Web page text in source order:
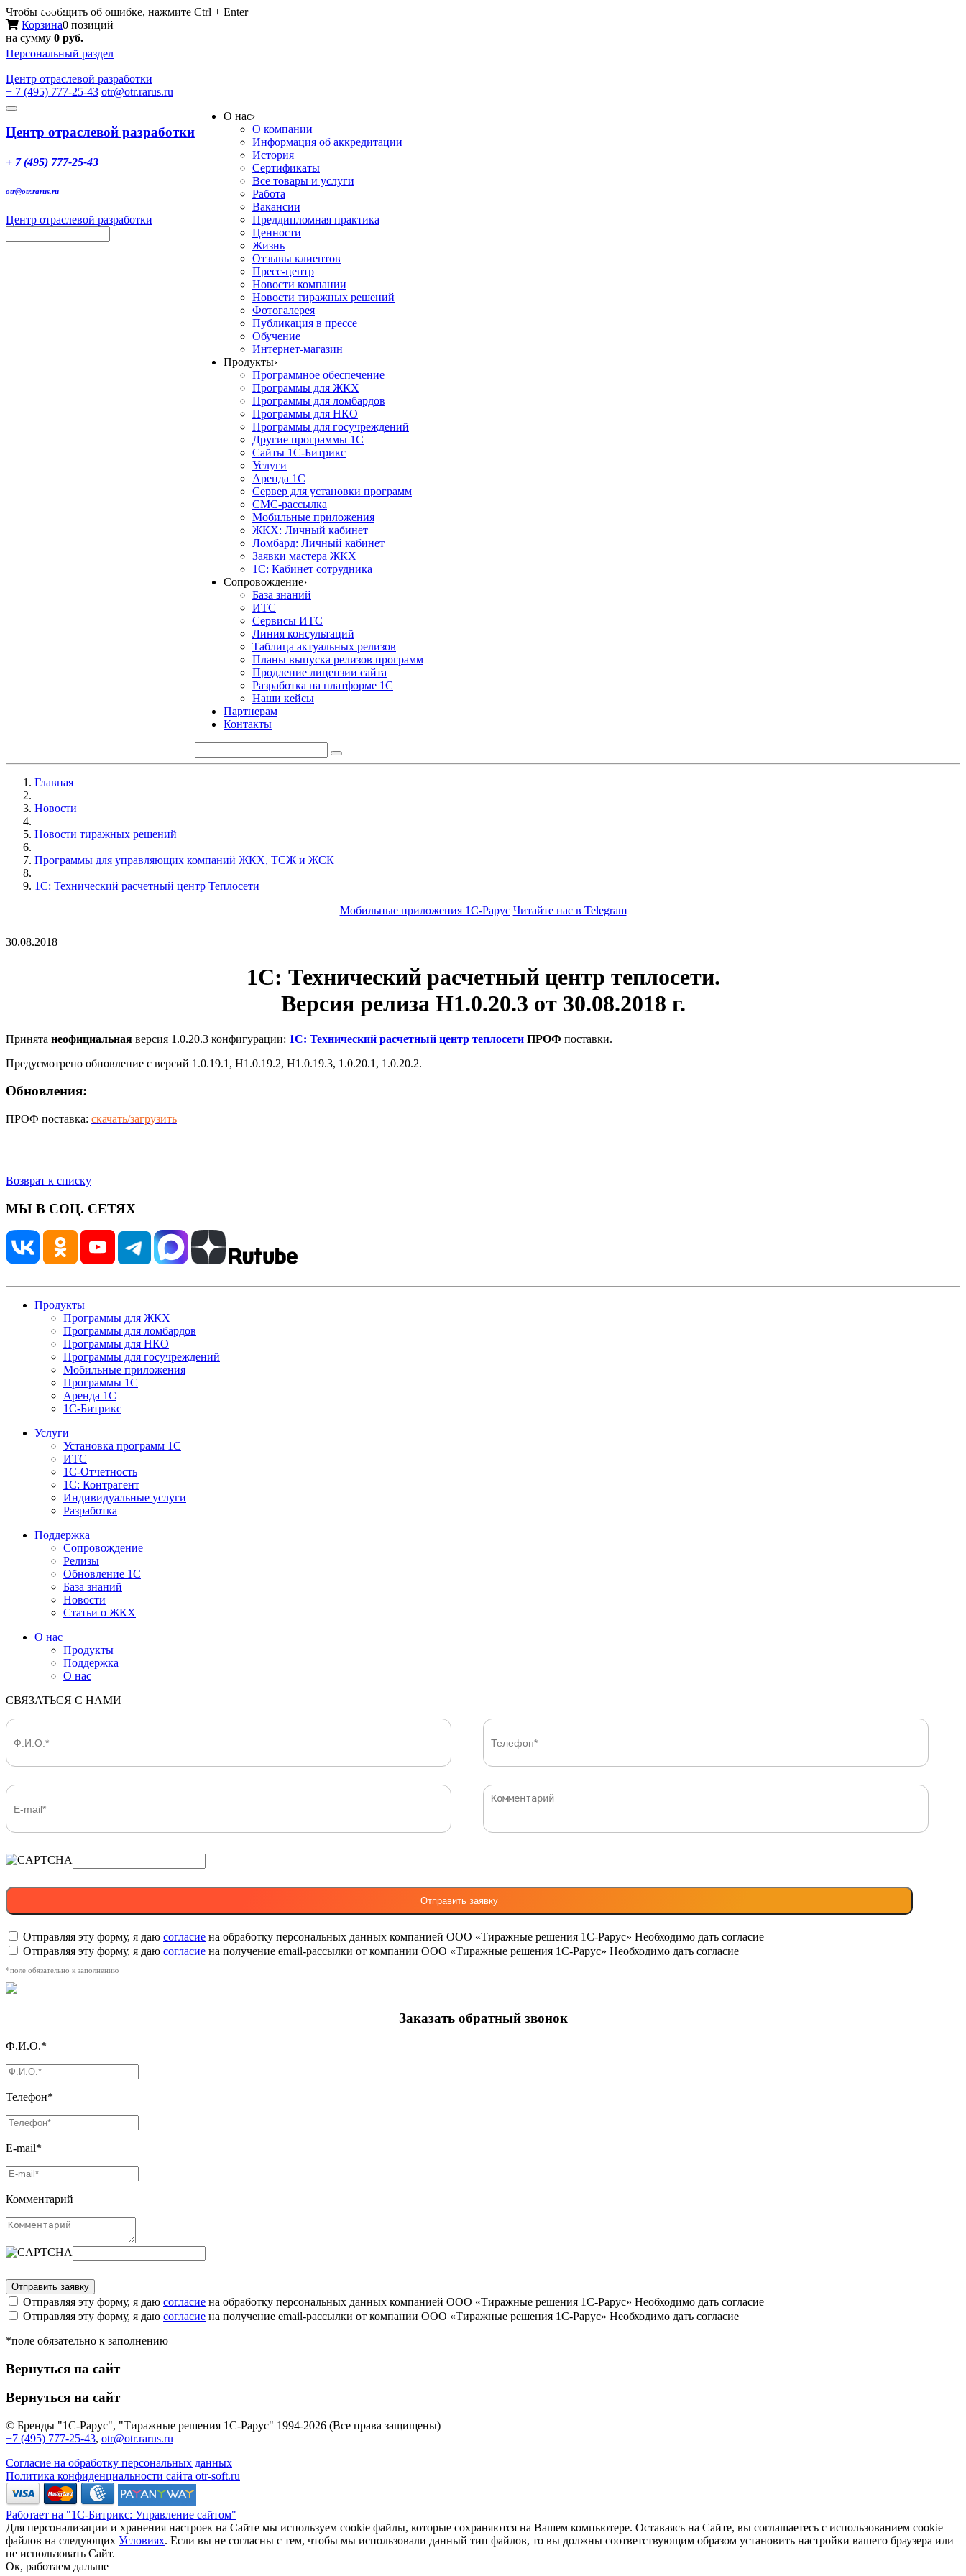
Чтобы сообщить об ошибке, нажмите Ctrl + Enter
Корзина0 позиций
на сумму 0 руб.
Персональный раздел
Центр отраслевой разработки
+ 7 (495) 777-25-43 otr@otr.rarus.ru
Toggle
Меню
Центр отраслевой разработки
+ 7 (495) 777-25-43
otr@otr.rarus.ru
Центр отраслевой разработки
О нас›
О компании
Информация об аккредитации
История
Сертификаты
Все товары и услуги
Работа
Вакансии
Преддипломная практика
Ценности
Жизнь
Отзывы клиентов
Пресс-центр
Новости компании
Новости тиражных решений
Фотогалерея
Публикация в прессе
Обучение
Интернет-магазин
Продукты›
Программное обеспечение
Программы для ЖКХ
Программы для ломбардов
Программы для НКО
Программы для госучреждений
Другие программы 1С
Сайты 1С-Битрикс
Услуги
Аренда 1С
Сервер для установки программ
СМС-рассылка
Мобильные приложения
ЖКХ: Личный кабинет
Ломбард: Личный кабинет
Заявки мастера ЖКХ
1С: Кабинет сотрудника
Сопровождение›
База знаний
ИТС
Сервисы ИТС
Линия консультаций
Таблица актуальных релизов
Планы выпуска релизов программ
Продление лицензии сайта
Разработка на платформе 1С
Наши кейсы
Партнерам
Контакты
Главная
Новости
Новости тиражных решений
Программы для управляющих компаний ЖКХ, ТСЖ и ЖСК
1С: Технический расчетный центр Теплосети
Мобильные приложения 1С-Рарус Читайте нас в Telegram
30.08.2018
1С: Технический расчетный центр теплосети.
Версия релиза Н1.0.20.3 от 30.08.2018 г.
Принята неофициальная версия 1.0.20.3 конфигурации: 1С: Технический расчетный центр теплосети ПРОФ поставки.
Предусмотрено обновление с версий 1.0.19.1, H1.0.19.2, H1.0.19.3, 1.0.20.1, 1.0.20.2.
Обновления:
ПРОФ поставка: скачать/загрузить
Возврат к списку
МЫ В СОЦ. СЕТЯХ
Продукты
Программы для ЖКХ
Программы для ломбардов
Программы для НКО
Программы для госучреждений
Мобильные приложения
Программы 1С
Аренда 1С
1С-Битрикс
Услуги
Установка программ 1С
ИТС
1С-Отчетность
1С: Контрагент
Индивидуальные услуги
Разработка
Поддержка
Сопровождение
Релизы
Обновление 1С
База знаний
Новости
Статьи о ЖКХ
О нас
Продукты
Поддержка
О нас
СВЯЗАТЬСЯ С НАМИ
Отправляя эту форму, я даю согласие на обработку персональных данных компанией ООО «Тиражные решения 1С-Рарус» Необходимо дать согласие
Отправляя эту форму, я даю согласие на получение email-рассылки от компании ООО «Тиражные решения 1С-Рарус» Необходимо дать согласие
*поле обязательно к заполнению
Заказать обратный звонок
Ф.И.О.*
Телефон*
E-mail*
Комментарий
Отправляя эту форму, я даю согласие на обработку персональных данных компанией ООО «Тиражные решения 1С-Рарус» Необходимо дать согласие
Отправляя эту форму, я даю согласие на получение email-рассылки от компании ООО «Тиражные решения 1С-Рарус» Необходимо дать согласие
*поле обязательно к заполнению
Вернуться на сайт
Вернуться на сайт
© Бренды "1С-Рарус", "Тиражные решения 1С-Рарус" 1994-2026 (Все права защищены)
+7 (495) 777-25-43, otr@otr.rarus.ru
Согласие на обработку персональных данных
Политика конфиденциальности сайта otr-soft.ru
Работает на "1С-Битрикс: Управление сайтом"
Для персонализации и хранения настроек на Сайте мы используем cookie файлы, которые сохраняются на Вашем компьютере. Оставаясь на Сайте, вы соглашаетесь с использованием cookie
файлов на следующих Условиях. Если вы не согласны с тем, чтобы мы использовали данный тип файлов, то вы должны соответствующим образом установить настройки вашего браузера или
не использовать Сайт.
Ок, работаем дальше